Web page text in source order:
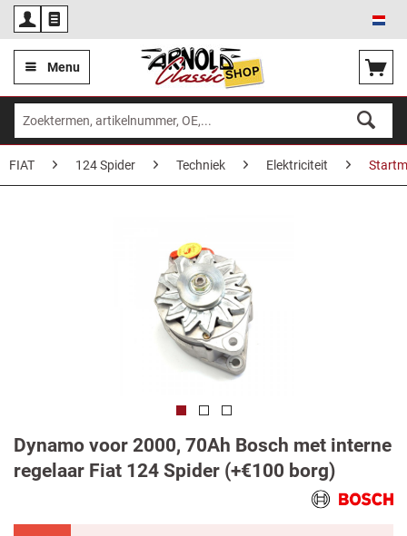
Menu
FIAT 124 Spider Techniek Elektriciteit
Dynamo voor 2000, 70Ah Bosch met interne
regelaar Fiat 124 Spider (+€100 borg)